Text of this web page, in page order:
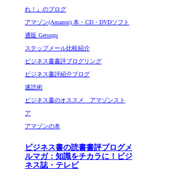
れ！』のブログ
アマゾン(Amazon) 本・CD・DVDソフト
通販 Getsugu
ステップメール比較紹介
ビジネス書書評ブログリング
ビジネス書評紹介ブログ
速読術
ビジネス書のオススメ アマゾンスト
ア
アマゾンの本
ビジネス書の読書書評ブログメ
ルマガ：知識をチカラに！ビジ
ネス誌・テレビ